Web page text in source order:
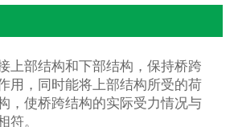
上部结构和下部结构，保持桥跨
用，同时能将上部结构所受的荷
，使桥跨结构的实际受力情况与
符。